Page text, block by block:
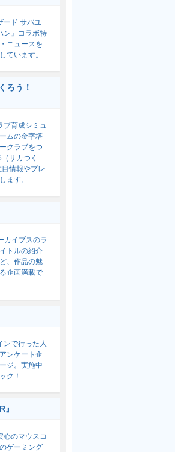
ード サバユ
ン』コラボ特
ニュースを
ています。
ろう！
ブ育成シミュ
ムの金字塔
クラブをつ
サカつく
情報やプレ
ます。
カイブスのラ
トルの紹介
、作品の魅
企画満載で
ンで行った人
ンケート企
ジ。実施中
ク！
心のマウスコ
ゲーミング